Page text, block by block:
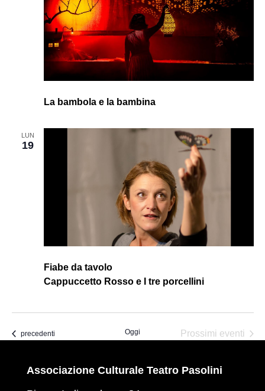
La bambola e la bambina
LUN
19
Fiabe da tavolo
Cappuccetto Rosso e I tre porcellini
Eventi
precedenti Oggi Prossimi eventi
Associazione Culturale Teatro Pasolini